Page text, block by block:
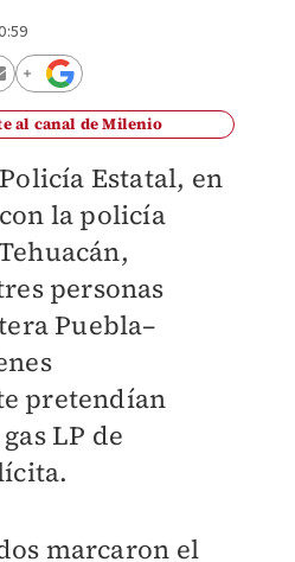
al canal de Milenio
Estatal, en
la policía
personas
Puebla–
pretendían
LP de
marcaron el